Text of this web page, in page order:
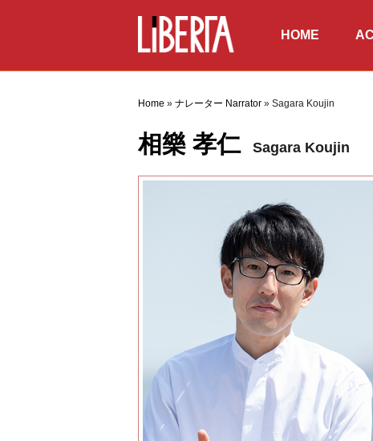
HOME
ホーム 俳優
Home » ナレーター Narrator » Sagara Koujin
相樂 孝仁 Sagara Koujin